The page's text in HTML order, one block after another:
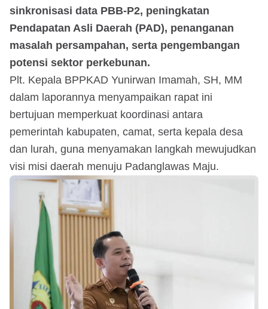
sinkronisasi data PBB-P2, peningkatan
Pendapatan Asli Daerah (PAD), penanganan
masalah persampahan, serta pengembangan
potensi sektor perkebunan.
Plt. Kepala BPPKAD Yunirwan Imamah, SH, MM
dalam laporannya menyampaikan rapat ini
bertujuan memperkuat koordinasi antara
pemerintah kabupaten, camat, serta kepala desa
dan lurah, guna menyamakan langkah mewujudkan
visi misi daerah menuju Padanglawas Maju.